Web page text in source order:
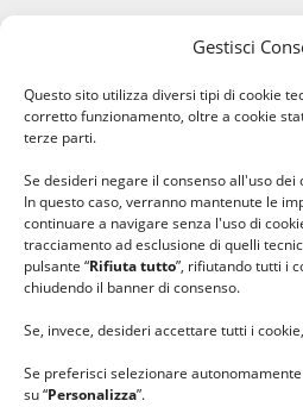
Gestisci
Questo sito utilizza diversi tipi di cookie
corretto funzionamento, oltre a cookie
terze parti.
Se desideri negare il consenso all'uso dei
In questo caso, verranno mantenute le
continuare a navigare senza l'uso di
tracciamento ad esclusione di quelli
pulsante “Rifiuta tutto”, rifiutando tutti i
chiudendo il banner di consenso.
Se, invece, desideri accettare tutti i
Se preferisci selezionare
su “Personalizza”.